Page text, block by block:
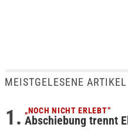
MEISTGELESENE ARTIKEL
„NOCH NICHT ERLEBT“
Abschiebung trennt